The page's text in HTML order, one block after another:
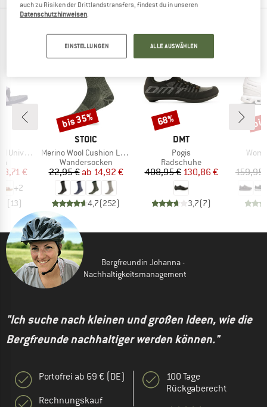
UNSERE BESTSELLER FÜR DICH
Preis
€
+2
(13)
MARKE
STOIC
Artikel
Merino Wool Cushion Light Socks
Produktgruppe
Wandersocken
Preis
22,95 € reduzierter Preis
ab 14,92 €
4,7(252)
Rabatt
bis 35%
MARKE
DMT
Artikel
Pogis
Produktgruppe
Radschuhe
Preis
408,95 €reduzierter Preis
130,86 €
3,7(7)
Rabatt
68%
Artikel
159,95
Bergfreundin Johanna -
Nachhaltigkeitsmanagement
"Ich suche nach kleinen und großen Ideen, wie die
Bergfreunde nachhaltiger werden können."
Portofrei ab 69 € (DE)
Rechnungskauf
100 Tage
Rückgaberecht
auch zu Risiken der Drittlandstransfers, findest du in unseren
Datenschutzhinweisen
EINSTELLUNGEN ALLE AUSWÄHLEN